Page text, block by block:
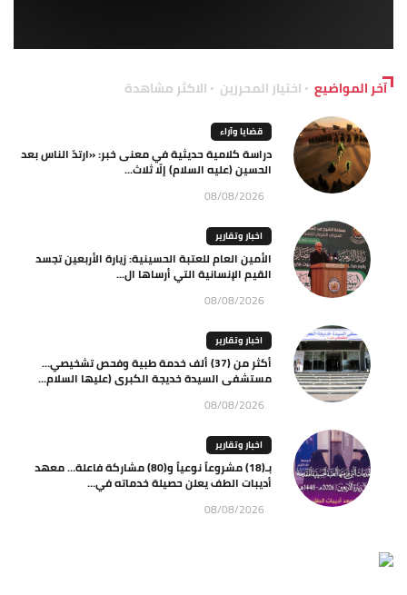
آخر المواضيع اختيار المحررين الاكثر مشاهدة
قضايا وآراء
دراسة كلامية حديثية في معنى خبر: «ارتدّ الناس بعد
الحسين (عليه السلام) إلّا ثلاث...
08/08/2026
اخبار وتقارير
الأمين العام للعتبة الحسينية: زيارة الأربعين تجسد
القيم الإنسانية التي أرساها ال...
08/08/2026
اخبار وتقارير
أكثر من (37) ألف خدمة طبية وفحص تشخيصي…
مستشفى السيدة خديجة الكبرى (عليها السلام...
08/08/2026
اخبار وتقارير
بـ(18) مشروعاً نوعياً و(80) مشاركة فاعلة… معهد
أديبات الطف يعلن حصيلة خدماته في...
08/08/2026